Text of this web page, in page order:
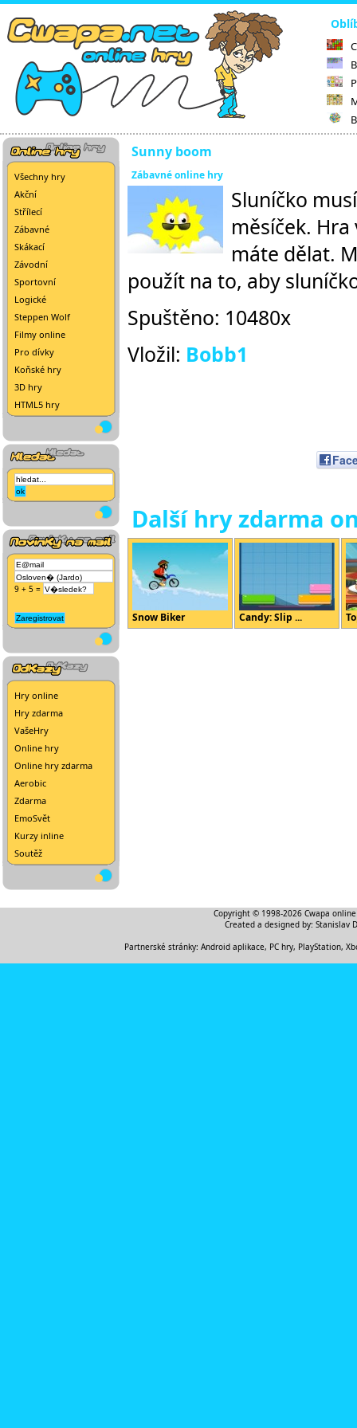
Všechny hry
Akční
Střílecí
Zábavné
Skákací
Závodní
Sportovní
Logické
Steppen Wolf
Filmy online
Pro dívky
Koňské hry
3D hry
HTML5 hry
9 + 5 =
Hry online
Hry zdarma
VašeHry
Online hry
Online hry zdarma
Aerobic
Zdarma
EmoSvět
Kurzy inline
Soutěž
Sunny boom
Zábavné online hry
Sluníčko
měsíček.
máte dělat.
použít na to, aby
Spuštěno: 10480x
Vložil: Bobb1
Další hry zdarma
Snow Biker Candy: Slip ...
Copyright © 1998-2026 Cwapa
Created a designed by: Stanislav
Partnerské stránky: Android aplikace, PC hry, PlayStation,